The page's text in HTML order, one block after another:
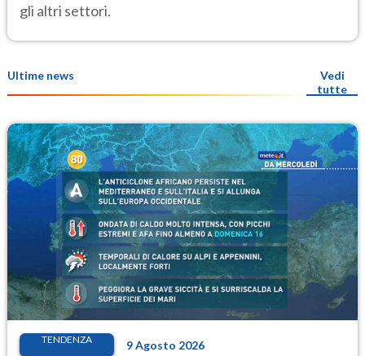
gli altri settori.
Ultime news
Vedi
tutte
TENDENZA 9 Agosto 2026